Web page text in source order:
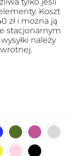
tylko jeśli
Koszt
zł i można ją
stacjonarnym
należy